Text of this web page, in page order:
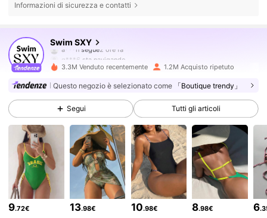
Informazioni di sicurezza e contatti
Swim SXY
q***6 sta navigando
4.83
315K Follower
4.83 315K Follower
4.83 315K Follower
315K Follower
3.3M Venduto recentemente 1.2M Acquisto ripetuto
Questo negozio è selezionato come 「Boutique trendy」
Segui Tutti gli articoli
9.72€ 13.98€ 10.98€ 8.98€ 6